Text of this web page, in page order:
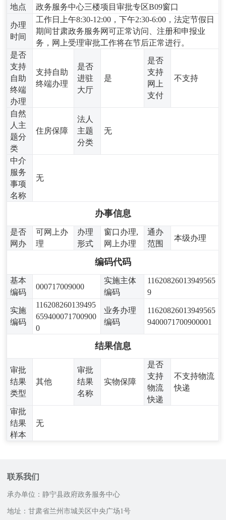
地点
政务服务中心三楼项目审批专区B09窗口
办理
时间
工作日上午8:30-12:00，下午2:30-6:00，法定节假日
期间甘肃政务服务网可正常访问、注册和申报业
务，网上受理审批工作将在节后正常进行。
是否
支持
自助
终端
办理
支持自助
终端办理
是否
进驻
大厅
是
是否
支持
网上
支付
不支持
自然
人主
题分
类
住房保障
法人
主题
分类
无
中介
服务
事项
名称
无
办事信息
是否
网办
可网上办
理
办理
形式
窗口办理,
网上办理
通办
范围
本级办理
编码代码
基本
编码
000717009000
实施主体
编码
11620826013949565
9
实施
编码
116208260139495
659400071700900
0
业务办理
编码
11620826013949565
9400071700900001
结果信息
审批
结果
类型
其他
审批
结果
名称
实物保障
是否
支持
物流
快递
不支持物流
快递
审批
结果
样本
无
联系我们
承办单位：静宁县政府政务服务中心
地址：甘肃省兰州市城关区中央广场1号